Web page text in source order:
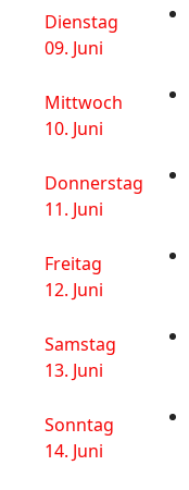
Dienstag
09. Juni
Mittwoch
10. Juni
Donnerstag
11. Juni
Freitag
12. Juni
Samstag
13. Juni
Sonntag
14. Juni